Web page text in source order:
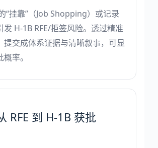
“挂靠”（Job Shopping）或记录
发 H-1B RFE/拒签风险。透过精准
提交成体系证据与清晰叙事，可显
率。
RFE 到 H-1B 获批